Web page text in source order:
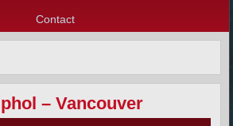
Contact
– Vancouver